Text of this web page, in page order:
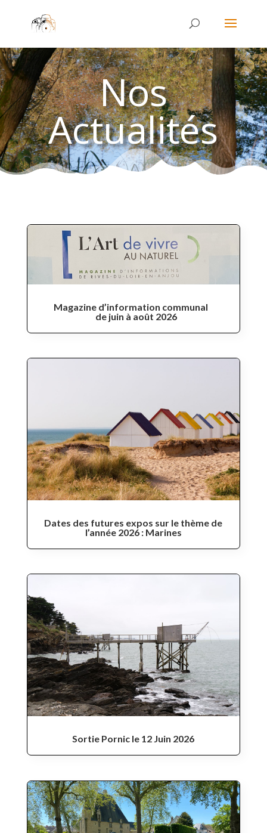
Nos
Actualités
Magazine d’information communal
de juin à août 2026
Dates des futures expos sur le thème de
l’année 2026 : Marines
Sortie Pornic le 12 Juin 2026